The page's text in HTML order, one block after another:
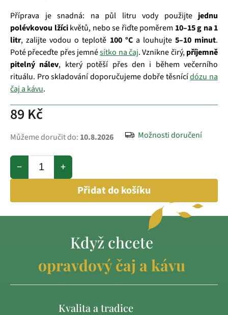
89 Kč
Můžeme doručit do: 10.8.2026 Možnosti doručení
+
−
Přidat do košíku
Příprava je snadná: na půl litru vody použijte jednu
polévkovou lžícikvětů, nebo se řiďte poměrem 10–15 g na 1
litr, zalijte vodou o teplotě 100 °Ca louhujte 5–10 minut.
Poté přeceďte přes jemnésítko na čaj. Vznikne čirý,příjemně
pitelný nálev, který potěší přes den i během večerního
rituálu. Pro skladování doporučujeme dobře těsnícídózu na
čaj a kávu.
Když chcete
opravdový čaj a kávu
Kvalita a tradice